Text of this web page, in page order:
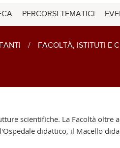
PERCORSI TEMATICI
/ FACOLTÀ, ISTITUTI E
scientifiche. La Facoltà oltre
didattico, il Macello